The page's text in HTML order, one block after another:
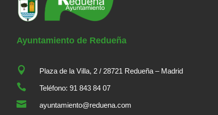
Ayuntamiento de Redueña
 Plaza de la Villa, 2 / 28721 Redueña – Madrid
 Teléfono: 91 843 84 07
 ayuntamiento@reduena.com